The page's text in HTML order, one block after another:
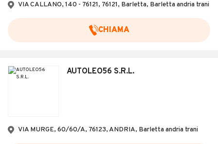
VIA CALLANO, 140 - 76121, 76121, Barletta, Barletta andria trani
CHIAMA
AUTOLEO56 S.R.L.
VIA MURGE, 60/60/A, 76123, ANDRIA, Barletta andria trani